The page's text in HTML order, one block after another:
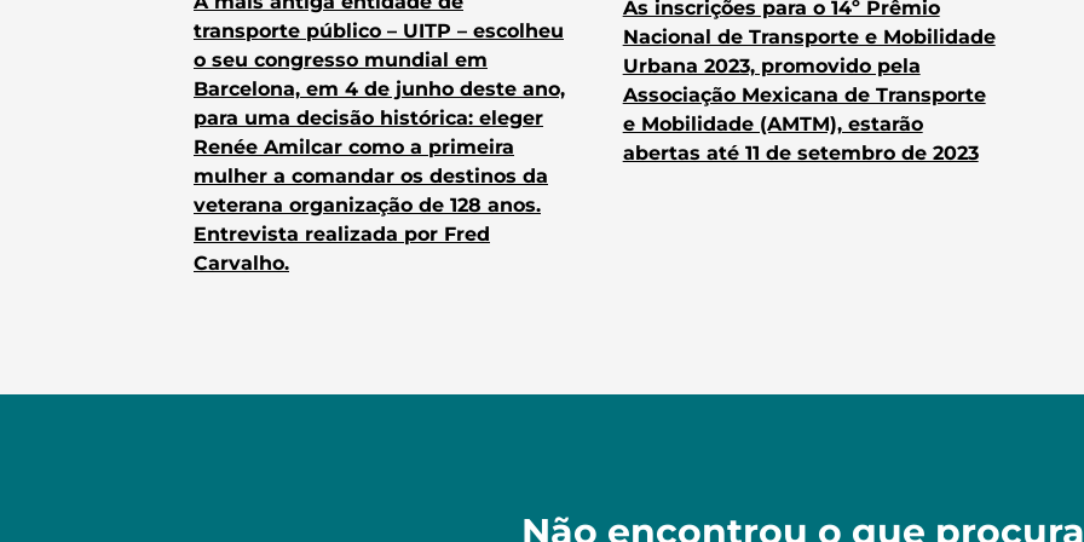
transporte público – UITP – escolheu
o seu congresso mundial em
Barcelona, em 4 de junho deste ano,
para uma decisão histórica: eleger
Renée Amilcar como a primeira
mulher a comandar os destinos da
veterana organização de 128 anos.
Entrevista realizada por Fred
Carvalho.
As inscrições para o 14º Prêmio
Nacional de Transporte e Mobilidade
Urbana 2023, promovido pela
Associação Mexicana de Transporte
e Mobilidade (AMTM), estarão
abertas até 11 de setembro de 2023
Não encontrou o que